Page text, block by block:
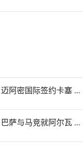
阿密国际签约卡塞 ...
萨与马竞就阿尔瓦 ...